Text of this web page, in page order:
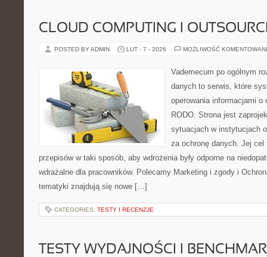
CLOUD COMPUTING I
POSTED BY ADMIN LUT - 7 - 2026 MOŻLIWOŚĆ
Vademecum po ogólnym
danych to serwis, które
operowania informacjami o
RODO. Strona jest
sytuacjach w instytucjach
za ochronę danych. Jej cel
przepisów w taki sposób, aby wdrożenia były odporne na
wdrażalne dla pracowników. Polecamy Marketing i zgody i
tematyki znajdują się nowe […]
CATEGORIES: TESTY I RECENZJE
TESTY WYDAJNOŚCI I